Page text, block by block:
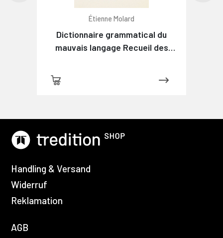
Étienne Molard
Dictionnaire grammatical du
mauvais langage Recueil des
vicieuses usitées en France, et
Handling & Versand
Widerruf
Reklamation
AGB